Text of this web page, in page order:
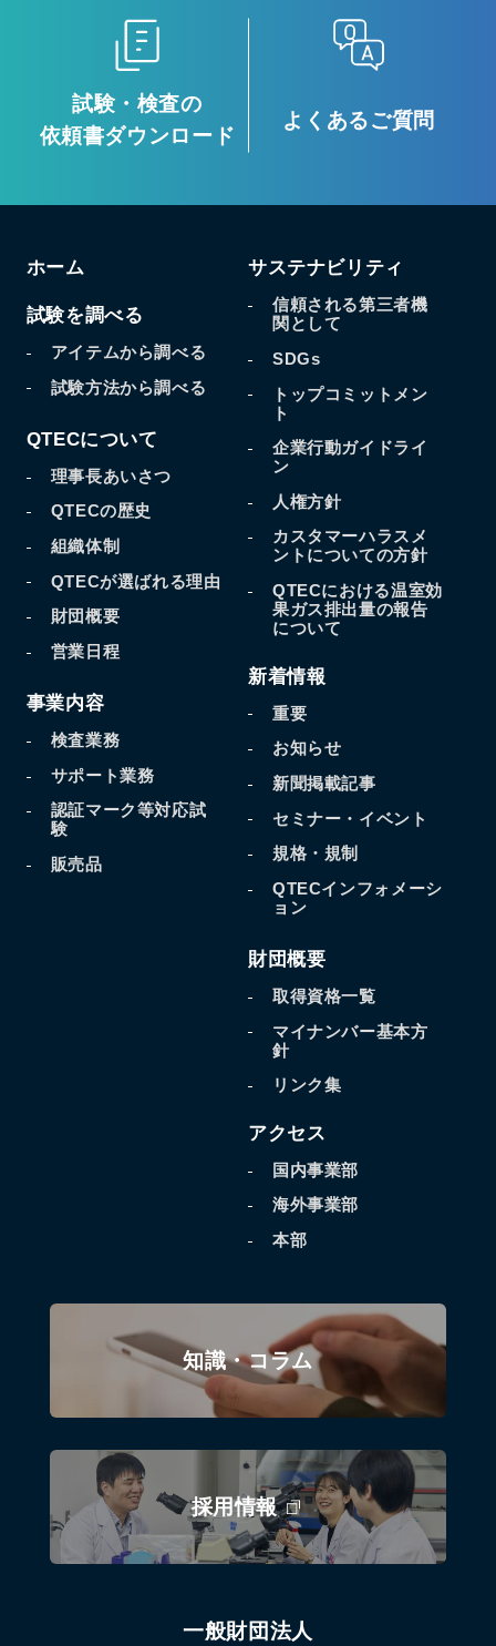
試験・検査の
依頼書ダウンロード
よくあるご質問
ホーム
試験を調べる
アイテムから調べる
試験方法から調べる
QTECについて
理事長あいさつ
QTECの歴史
組織体制
QTECが選ばれる理由
財団概要
営業日程
事業内容
検査業務
サポート業務
認証マーク等対応試
験
販売品
サステナビリティ
信頼される第三者機
関として
SDGs
トップコミットメン
ト
企業行動ガイドライ
ン
人権方針
カスタマーハラスメ
ントについての方針
QTECにおける温室効
果ガス排出量の報告
について
新着情報
重要
お知らせ
新聞掲載記事
セミナー・イベント
規格・規制
QTECインフォメーシ
ョン
財団概要
取得資格一覧
マイナンバー基本方
針
リンク集
アクセス
国内事業部
海外事業部
本部
知識・コラム
採用情報
一般財団法人